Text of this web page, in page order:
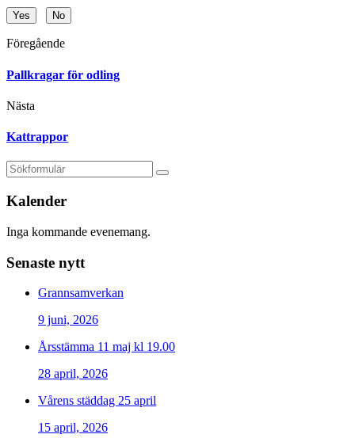
Yes No
Föregående
Pallkragar för odling
Nästa
Kattrappor
Kalender
Inga kommande evenemang.
Senaste nytt
Grannsamverkan
9 juni, 2026
Årsstämma 11 maj kl 19.00
28 april, 2026
Vårens städdag 25 april
15 april, 2026